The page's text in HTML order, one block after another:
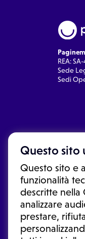
Questo sito
Questo sito e
funzionalità
descritte nella
analizzare
prestare,
REA:
Sede
Sedi
Le